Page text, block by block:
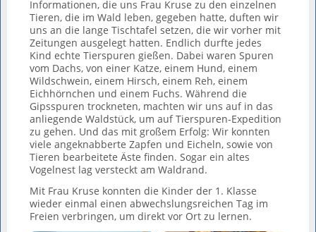
Informationen, die uns Frau Kruse zu den einzelnen
Tieren, die im Wald leben, gegeben hatte, duften wir
uns an die lange Tischtafel setzen, die wir vorher mit
Zeitungen ausgelegt hatten. Endlich durfte jedes
Kind echte Tierspuren gießen. Dabei waren Spuren
vom Dachs, von einer Katze, einem Hund, einem
Wildschwein, einem Hirsch, einem Reh, einem
Eichhörnchen und einem Fuchs. Während die
Gipsspuren trockneten, machten wir uns auf in das
anliegende Waldstück, um auf Tierspuren-Expedition
zu gehen. Und das mit großem Erfolg: Wir konnten
viele angeknabberte Zapfen und Eicheln, sowie von
Tieren bearbeitete Äste finden. Sogar ein altes
Vogelnest lag versteckt am Waldrand.
Mit Frau Kruse konnten die Kinder der 1. Klasse
wieder einmal einen abwechslungsreichen Tag im
Freien verbringen, um direkt vor Ort zu lernen.